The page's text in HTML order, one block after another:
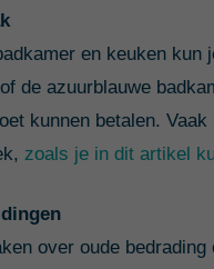
en keuken
de azuurblauwe
kunnen betalen.
zoals je in dit artikel
over oude